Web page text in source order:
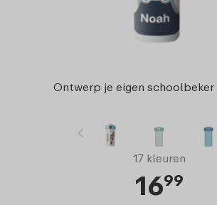
Ontwerp je eigen schoolbeker
17 kleuren
1699